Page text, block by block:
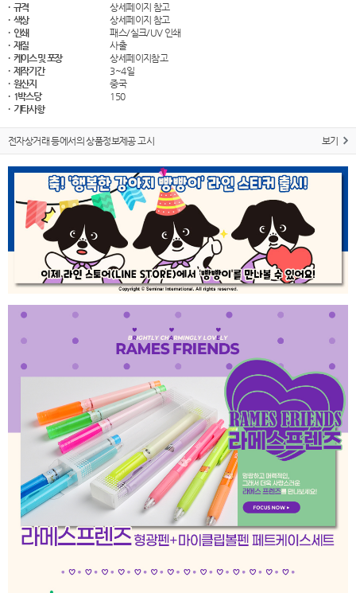
· 규격
상세페이지 참고
· 색상
상세페이지 참고
· 인쇄
패스/실크/UV 인쇄
· 재질
사출
· 케이스 및 포장
상세페이지참고
· 제작기간
3~4일
· 원산지
중국
· 1박스당
150
· 기타사항
전자상거래 등에서의 상품정보제공 고시 보기